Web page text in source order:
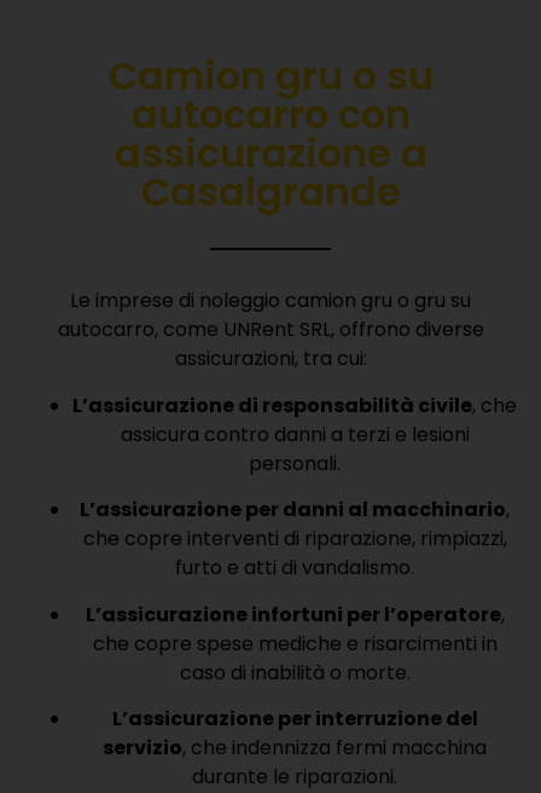
Camion gru o su
autocarro con
assicurazione a
Casalgrande
Le imprese di noleggio camion gru o gru su
autocarro, come UNRent SRL, offrono diverse
assicurazioni, tra cui:
L’assicurazione di responsabilità civile, che
assicura contro danni a terzi e lesioni
personali.
L’assicurazione per danni al macchinario,
che copre interventi di riparazione, rimpiazzi,
furto e atti di vandalismo.
L’assicurazione infortuni per l’operatore,
che copre spese mediche e risarcimenti in
caso di inabilità o morte.
L’assicurazione per interruzione del
servizio, che indennizza fermi macchina
durante le riparazioni.